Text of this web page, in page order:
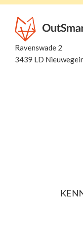
Ravenswade 2
3439 LD